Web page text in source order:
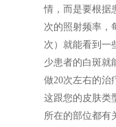
情，而是要根据
次的照射频率，
次）就能看到一
少患者的白斑就
做20次左右的治
这跟您的皮肤类
所在的部位都有